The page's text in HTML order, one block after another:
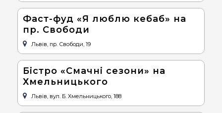
Фаст-фуд «Я люблю кебаб» на
пр. Свободи
Львів, пр. Свободи, 19
Бістро «Смачні сезони» на
Хмельницького
Львів, вул. Б. Хмельницького, 188